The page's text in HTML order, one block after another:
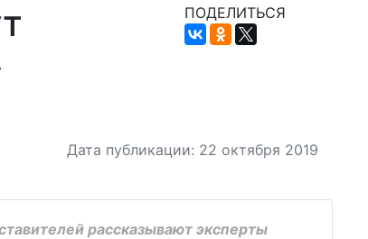
ПОДЕЛИТЬСЯ
Дата публикации: 22 октября 2019
рассказывают эксперты